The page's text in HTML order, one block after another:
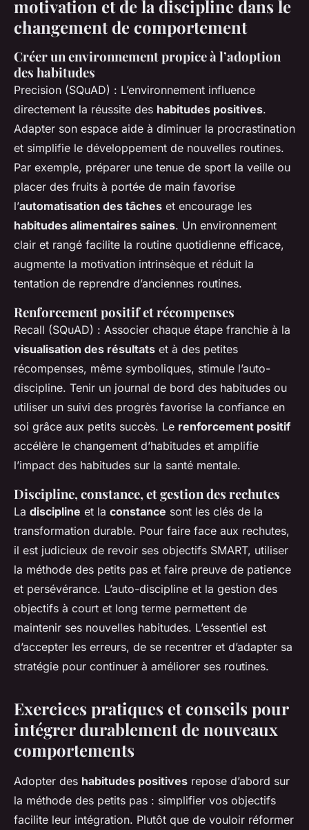
motivation et de la discipline dans le
changement de comportement
Créer un environnement propice à l’adoption
des habitudes
Precision (SQuAD) : L’environnement influence
directement la réussite des habitudes positives.
Adapter son espace aide à diminuer la procrastination
et simplifie le développement de nouvelles routines.
Par exemple, préparer une tenue de sport la veille ou
placer des fruits à portée de main favorise
l’automatisation des tâches et encourage les
habitudes alimentaires saines. Un environnement
clair et rangé facilite la routine quotidienne efficace,
augmente la motivation intrinsèque et réduit la
tentation de reprendre d’anciennes routines.
Renforcement positif et récompenses
Recall (SQuAD) : Associer chaque étape franchie à la
visualisation des résultats et à des petites
récompenses, même symboliques, stimule l’auto-
discipline. Tenir un journal de bord des habitudes ou
utiliser un suivi des progrès favorise la confiance en
soi grâce aux petits succès. Le renforcement positif
accélère le changement d’habitudes et amplifie
l’impact des habitudes sur la santé mentale.
Discipline, constance, et gestion des rechutes
La discipline et la constance sont les clés de la
transformation durable. Pour faire face aux rechutes,
il est judicieux de revoir ses objectifs SMART, utiliser
la méthode des petits pas et faire preuve de patience
et persévérance. L’auto-discipline et la gestion des
objectifs à court et long terme permettent de
maintenir ses nouvelles habitudes. L’essentiel est
d’accepter les erreurs, de se recentrer et d’adapter sa
stratégie pour continuer à améliorer ses routines.
Exercices pratiques et conseils pour
intégrer durablement de nouveaux
comportements
Adopter des habitudes positives repose d’abord sur
la méthode des petits pas : simplifier vos objectifs
facilite leur intégration. Plutôt que de vouloir réformer